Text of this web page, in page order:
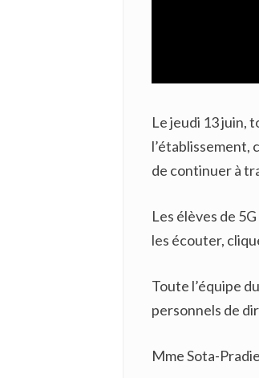
Le jeudi 13 juin,
l’établissement,
de continuer à
Les élèves de
les écouter,
Toute l’équipe
personnels de
Mme Sota-